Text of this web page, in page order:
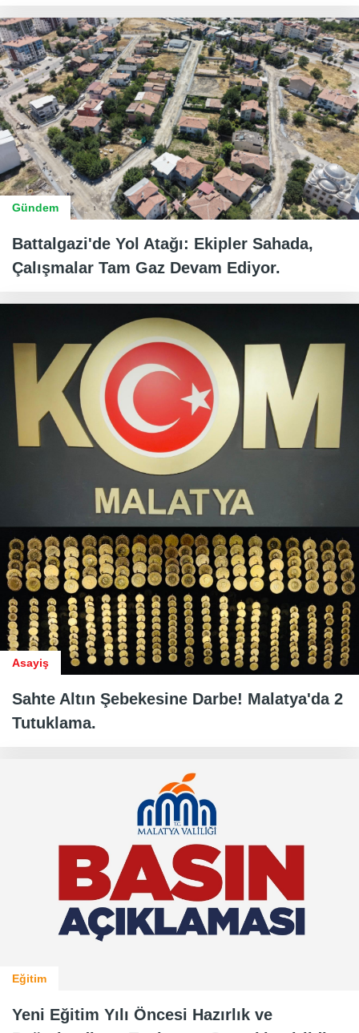
Gündem
Battalgazi'de Yol Atağı: Ekipler Sahada,
Çalışmalar Tam Gaz Devam Ediyor.
Asayiş
Sahte Altın Şebekesine Darbe! Malatya'da 2
Tutuklama.
Eğitim
Yeni Eğitim Yılı Öncesi Hazırlık ve